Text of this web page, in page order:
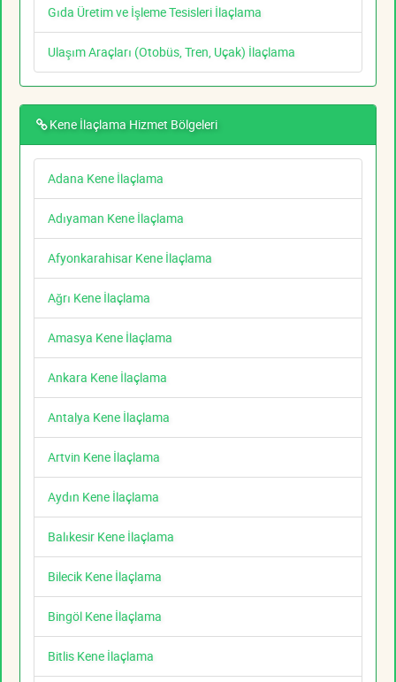
Gıda Üretim ve İşleme Tesisleri İlaçlama
Ulaşım Araçları (Otobüs, Tren, Uçak) İlaçlama
Kene İlaçlama Hizmet Bölgeleri
Adana Kene İlaçlama
Adıyaman Kene İlaçlama
Afyonkarahisar Kene İlaçlama
Ağrı Kene İlaçlama
Amasya Kene İlaçlama
Ankara Kene İlaçlama
Antalya Kene İlaçlama
Artvin Kene İlaçlama
Aydın Kene İlaçlama
Balıkesir Kene İlaçlama
Bilecik Kene İlaçlama
Bingöl Kene İlaçlama
Bitlis Kene İlaçlama